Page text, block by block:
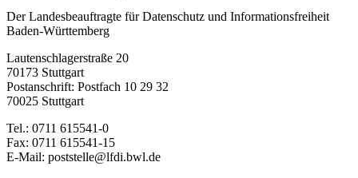
Der Landesbeauftragte für Datenschutz und Informationsfreiheit
Baden-Württemberg
Lautenschlagerstraße 20
70173 Stuttgart
Postanschrift: Postfach 10 29 32
70025 Stuttgart
Tel.: 0711 615541-0
Fax: 0711 615541-15
E-Mail: poststelle@lfdi.bwl.de